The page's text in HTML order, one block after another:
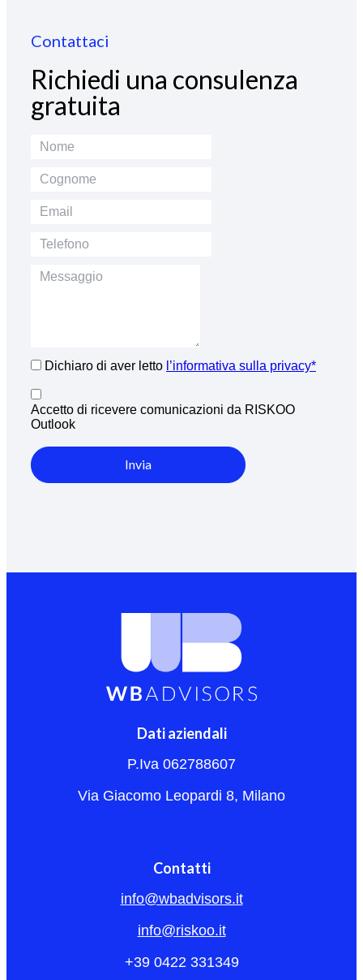
Contattaci
Richiedi una consulenza
gratuita
Dichiaro di aver letto l’informativa sulla privacy*
Accetto di ricevere comunicazioni da RISKOO
Outlook
Invia
Dati aziendali
P.Iva 062788607
Via Giacomo Leopardi 8, Milano
Contatti
info@wbadvisors.it
info@riskoo.it
+39 0422 331349